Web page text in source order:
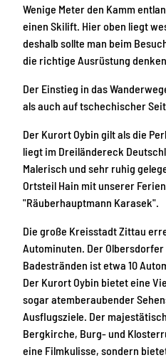
Wenige Meter den Kamm
einen Skilift. Hier oben liegt
deshalb sollte man beim
die richtige Ausrüstung
Der Einstieg in das
als auch auf tschechischer
Der Kurort Oybin gilt als die
liegt im Dreiländereck
Malerisch und sehr ruhig
Ortsteil Hain mit unserer
"Räuberhauptmann Karasek".
Die große Kreisstadt Zittau
Autominuten. Der
Badestränden ist etwa 10
Der Kurort Oybin bietet eine
sogar atemberaubender
Ausflugsziele. Der
Bergkirche, Burg- und
eine Filmkulisse, sondern